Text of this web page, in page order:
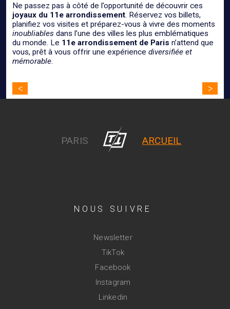
Ne passez pas à côté de l’opportunité de découvrir ces
joyaux du 11e arrondissement. Réservez vos billets,
planifiez vos visites et préparez-vous à vivre des moments
inoubliables dans l’une des villes les plus emblématiques
du monde. Le 11e arrondissement de Paris n’attend que
vous, prêt à vous offrir une expérience diversifiée et
mémorable.
Navigation
< >
PARIS ARCUEIL
NOUS SUIVRE
Newsletter
TikTok
Facebook
Instagram
Linkedin